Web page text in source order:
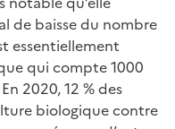
de baisse du nombre
essentiellement
qui compte 1000
2020, 12 % des
biologique contre